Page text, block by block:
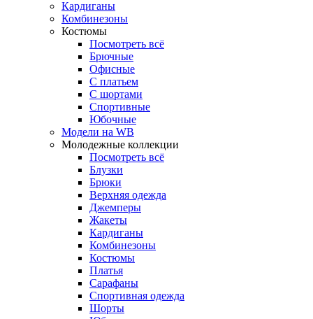
Кардиганы
Комбинезоны
Костюмы
Посмотреть всё
Брючные
Офисные
С платьем
С шортами
Спортивные
Юбочные
Модели на WB
Молодежные коллекции
Посмотреть всё
Блузки
Брюки
Верхняя одежда
Джемперы
Жакеты
Кардиганы
Комбинезоны
Костюмы
Платья
Сарафаны
Спортивная одежда
Шорты